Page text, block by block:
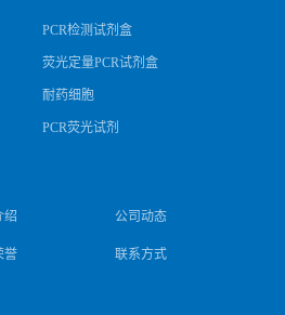
PCR检测试剂盒
荧光定量PCR试剂盒
耐药细胞
PCR荧光试剂
绍 公司动态
誉 联系方式